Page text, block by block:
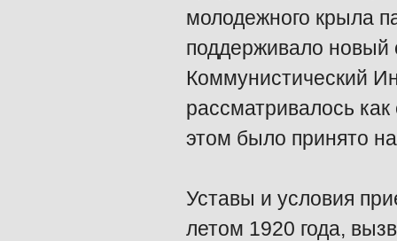
молодежного крыла
поддерживало новый
Коммунистический
рассматривалось
этом было принято
Уставы и условия
летом 1920 года,